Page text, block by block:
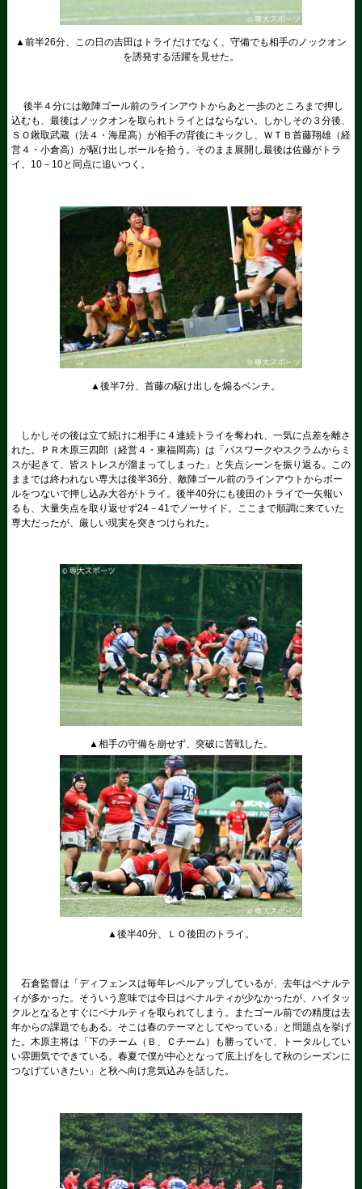
▲前半26分、この日の吉田はトライだけでなく、守備でも相手のノックオン
を誘発する活躍を見せた。
後半４分には敵陣ゴール前のラインアウトからあと一歩のところまで押し
込むも、最後はノックオンを取られトライとはならない。しかしその３分後、
ＳＯ鍬取武蔵（法４・海星高）が相手の背後にキックし、ＷＴＢ首藤翔雄（経
営４・小倉高）が駆け出しボールを拾う。そのまま展開し最後は佐藤がトラ
イ。10－10と同点に追いつく。
▲後半7分、首藤の駆け出しを煽るベンチ。
しかしその後は立て続けに相手に４連続トライを奪われ、一気に点差を離さ
れた。ＰＲ木原三四郎（経営４・東福岡高）は「パスワークやスクラムからミ
スが起きて、皆ストレスが溜まってしまった」と失点シーンを振り返る。この
ままでは終われない専大は後半36分、敵陣ゴール前のラインアウトからボー
ルをつないで押し込み大谷がトライ。後半40分にも後田のトライで一矢報い
るも、大量失点を取り返せず24－41でノーサイド。ここまで順調に来ていた
専大だったが、厳しい現実を突きつけられた。
▲相手の守備を崩せず、突破に苦戦した。
▲後半40分、ＬＯ後田のトライ。
石倉監督は「ディフェンスは毎年レベルアップしているが、去年はペナルテ
ィが多かった。そういう意味では今日はペナルティが少なかったが、ハイタッ
クルとなるとすぐにペナルティを取られてしまう。またゴール前での精度は去
年からの課題でもある。そこは春のテーマとしてやっている」と問題点を挙げ
た。木原主将は「下のチーム（Ｂ、Ｃチーム）も勝っていて、トータルしてい
い雰囲気でできている。春夏で僕が中心となって底上げをして秋のシーズンに
つなげていきたい」と秋へ向け意気込みを話した。